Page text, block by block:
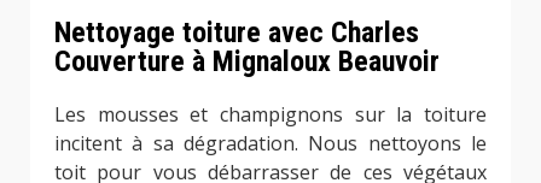
Nettoyage toiture avec Charles
Couverture à Mignaloux Beauvoir
Les mousses et champignons sur la toiture
incitent à sa dégradation. Nous nettoyons le
toit pour vous débarrasser de ces végétaux